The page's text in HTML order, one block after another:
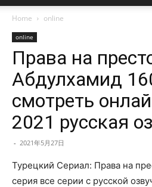
Home online
online
Права на
Абдулхамид
смотреть
2021 русская
- 2021年5月27日
Турецкий Сериал: Права на
серия все серии с русской